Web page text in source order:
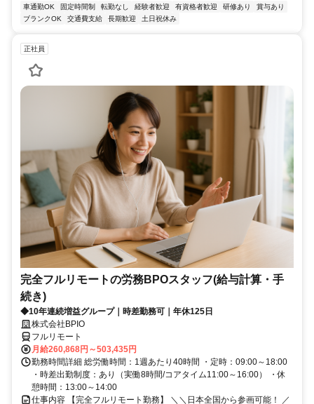
車通勤OK 固定時間制 転勤なし 経験者歓迎 有資格者歓迎 研修あり
賞与あり
ブランクOK
交通費支給 長期歓迎 土日祝休み
正社員
完全フルリモートの労務BPOスタッフ(給与計算・手
続き)
◆10年連続増益グループ｜時差勤務可｜年休125日
株式会社BPIO
フルリモート
月給260,868円～503,435円
勤務時間詳細 総労働時間：1週あたり40時間 ・定時：09:00～18:00
・時差出勤制度：あり（実働8時間/コアタイム11:00～16:00） ・休
憩時間：13:00～14:00
仕事内容 【完全フルリモート勤務】 ＼＼日本全国から参画可能！ ／